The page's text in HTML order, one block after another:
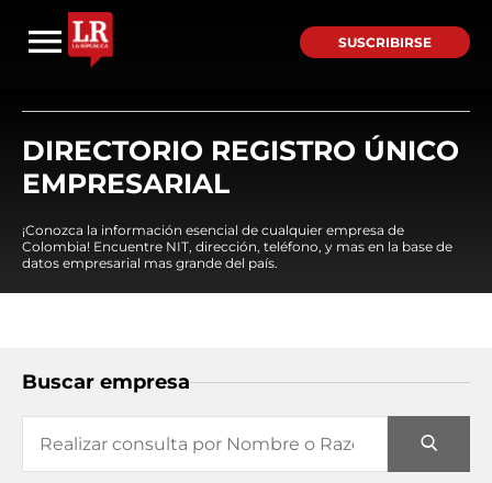
SUSCRIBIRSE
DIRECTORIO REGISTRO ÚNICO
EMPRESARIAL
¡Conozca la información esencial de cualquier empresa de
Colombia! Encuentre NIT, dirección, teléfono, y mas en la base de
datos empresarial mas grande del país.
Buscar empresa